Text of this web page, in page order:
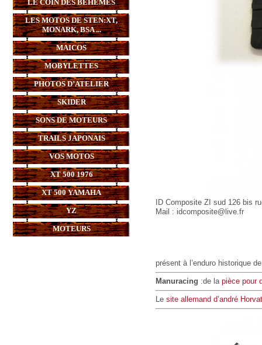
LE COIN DES BÉHÈMES
LES MOTOS DE STEN:XT,
MONARK, BSA ...
MAICOS
MOBYLETTES
PHOTOS D’ATELIER
SKIDER
SONS DE MOTEURS
TRAILS JAPONAIS
VOS MOTOS
XT 500 1976
XT 500 YAMAHA
YZ
MOTEURS
ID Composite ZI sud 126 bis
Mail : idcomposite@live.fr
présent à l’enduro historique
Manuracing :de la pièce pour
Le site allemand d’andré